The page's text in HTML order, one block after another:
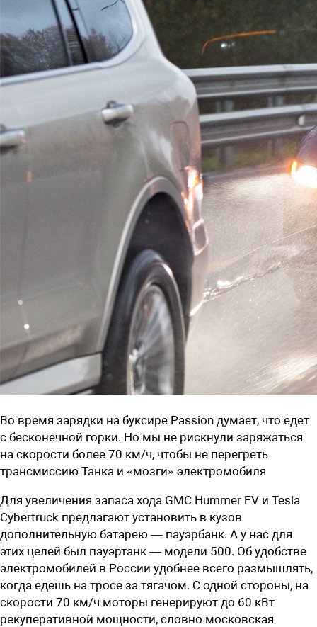
Во время зарядки на буксире Passion думает, что едет
с бесконечной горки. Но мы не рискнули заряжаться
на скорости более 70 км/ч, чтобы не перегреть
трансмиссию Танка и «мозги» электромобиля
Для увеличения запаса хода GMC Hummer EV и Tesla
Cybertruck предлагают установить в кузов
дополнительную батарею — пауэрбанк. А у нас для
этих целей был пауэртанк — модели 500. Об удобстве
электромобилей в России удобнее всего размышлять,
когда едешь на тросе за тягачом. С одной стороны, на
скорости 70 км/ч моторы генерируют до 60 кВт
рекуперативной мощности, словно московская